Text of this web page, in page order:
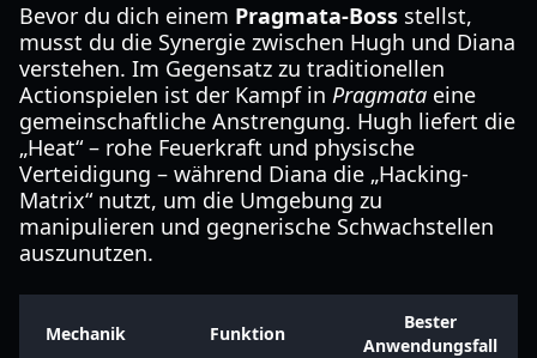
Bevor du dich einem Pragmata-Boss stellst,
musst du die Synergie zwischen Hugh und Diana
verstehen. Im Gegensatz zu traditionellen
Actionspielen ist der Kampf in Pragmata eine
gemeinschaftliche Anstrengung. Hugh liefert die
„Heat“ – rohe Feuerkraft und physische
Verteidigung – während Diana die „Hacking-
Matrix“ nutzt, um die Umgebung zu
manipulieren und gegnerische Schwachstellen
auszunutzen.
Mechanik Funktion
Bester
Anwendungsfall